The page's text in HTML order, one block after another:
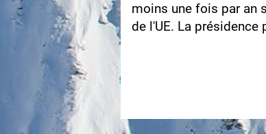
moins une fois par an
de l'UE. La